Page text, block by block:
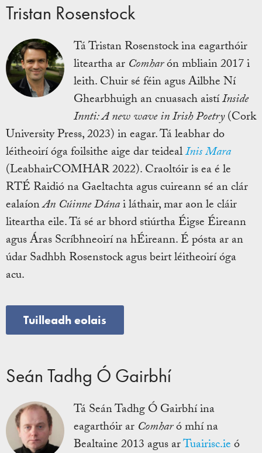
Tristan Rosenstock
Tá Tristan Rosenstock ina eagarthóir
liteartha ar Comharón mbliain 2017 i
leith. Chuir sé féin agus Ailbhe Ní
Ghearbhuigh an cnuasach aistíInside
Innti: A new wave in Irish Poetry(Cork
University Press, 2023) in eagar. Tá leabhar do
léitheoirí óga foilsithe aige dar teidealInis Mara
(LeabhairCOMHAR 2022). Craoltóir is ea é le
RTÉ Raidió na Gaeltachta agus cuireann sé an clár
ealaíonAn Cúinne Dánai láthair, mar aon le cláir
liteartha eile. Tá sé ar bhord stiúrtha Éigse Éireann
agus Áras Scríbhneoirí na hÉireann. É pósta ar an
údar Sadhbh Rosenstock agus beirt léitheoirí óga
acu.
Tuilleadh eolais
Seán Tadhg Ó Gairbhí
Tá Seán Tadhg Ó Gairbhí ina
eagarthóir ar Comharó mhí na
Bealtaine 2013 agus arTuairisc.ieó